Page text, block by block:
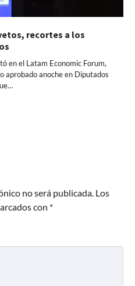
recortes a los
en el Latam Economic Forum,
aprobado anoche en Diputados
no será publicada. Los
con *